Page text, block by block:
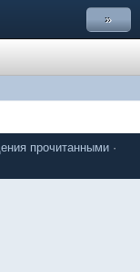
»
прочитанными ·